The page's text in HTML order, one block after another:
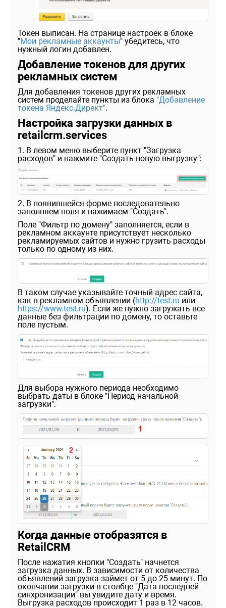
Токен выписан. На странице настроек в блоке
"Мои рекламные аккаунты" убедитесь, что
нужный логин добавлен.
Добавление токенов для других
рекламных систем
Для добавления токенов других рекламных
систем проделайте пункты из блока "Добавление
токена Яндекс.Директ".
Настройка загрузки данных в
retailcrm.services
1. В левом меню выберите пункт "Загрузка
расходов" и нажмите "Создать новую выгрузку":
2. В появившейся форме последовательно
заполняем поля и нажимаем "Создать".
Поле "Фильтр по домену" заполняется, если в
рекламном аккаунте присутствует несколько
рекламируемых сайтов и нужно грузить расходы
только по одному из них.
В таком случае указывайте точный адрес сайта,
как в рекламном объявлении (http://test.ru или
https://www.test.ru). Если же нужно загружать все
данные без фильтрации по домену, то оставьте
поле пустым.
Для выбора нужного периода необходимо
выбрать даты в блоке "Период начальной
загрузки".
Когда данные отобразятся в
RetailCRM
После нажатия кнопки "Создать" начнется
загрузка данных. В зависимости от количества
объявлений загрузка займет от 5 до 25 минут. По
окончании загрузки в столбце "Дата последней
синхронизации" вы увидите дату и время.
Выгрузка расходов происходит 1 раз в 12 часов.